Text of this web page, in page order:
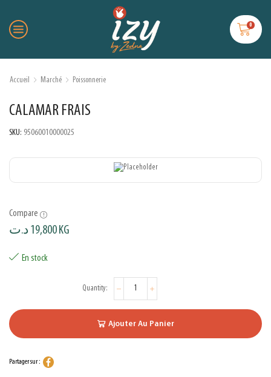
0
Accueil Marché Poissonnerie
CALAMAR FRAIS
SKU: 95060010000025
Compare
19,800د.ت KG
En stock
Ajouter Au Panier
Partager sur :